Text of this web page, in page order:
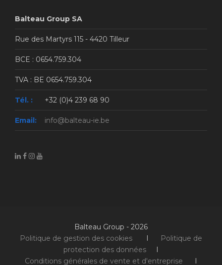
Balteau Group SA
Rue des Martyrs 115 - 4420 Tilleur
BCE : 0654.759.304
TVA : BE 0654.759.304
Tél. : +32 (0)4 239 68 90
Email: info@balteau-ie.be
Balteau Group - 2026
Politique de gestion des cookies I
Politique de
protection des données I
Conditions générales de vente et d'entreprise I